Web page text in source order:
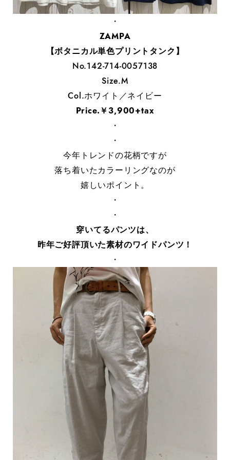
・
ZAMPA
【ボタニカル単色プリントタンク】
No.142-714-0057138
Size.M
Col.ホワイト／ネイビー
Price.￥3,900+tax
・
・
今年トレンドの花柄ですが
落ち着いたカラーリングなのが
嬉しいポイント。
・
・
穿いてるパンツは、
昨年ご好評頂いた素材のワイドパンツ！
・